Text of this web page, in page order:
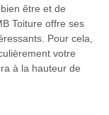
être et de
Toiture offre ses
Pour cela,
votre
à la hauteur de